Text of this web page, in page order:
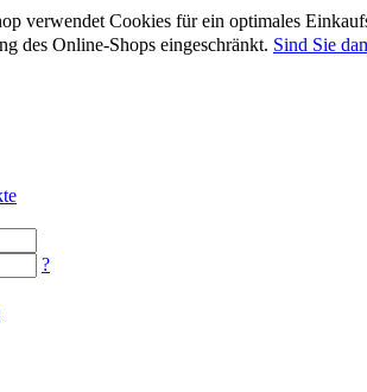
verwendet Cookies für ein optimales
des Online-Shops eingeschränkt. Sind Sie
?